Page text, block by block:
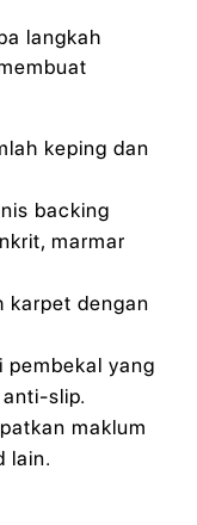
langkah
keping dan
backing
marmar
karpet dengan
pembekal yang
slip.
maklum
lain.